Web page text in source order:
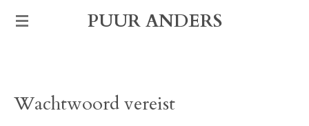
Ga
hoofdinhoud
PUUR ANDERS
Wachtwoord vereist